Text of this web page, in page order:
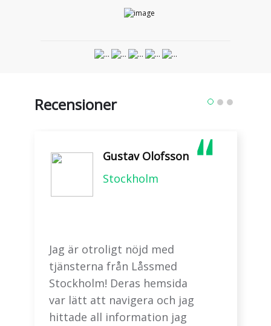
Recensioner
Gustav Olofsson
Stockholm
Jag är otroligt nöjd med
tjänsterna från Låssmed
Stockholm! Deras hemsida
var lätt att navigera och jag
hittade all information jag